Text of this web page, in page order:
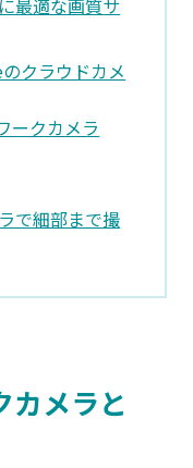
最適な画質サ
クラウドカメ
ークカメラ
で細部まで撮
カメラと